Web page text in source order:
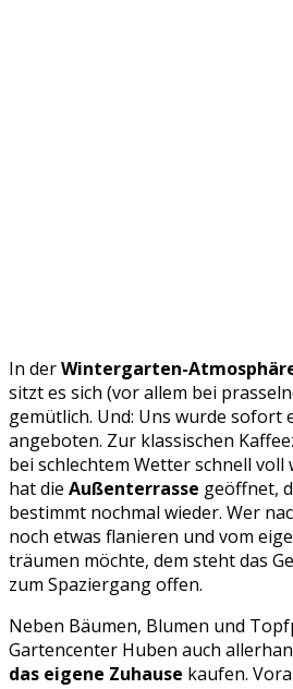
In derWintergarten-
sitzt es sich (vor allem bei
gemütlich. Und: Uns wurde sofort
angeboten. Zur klassischen
bei schlechtem Wetter schnell voll
hat die Außenterrasse geöffnet,
bestimmt nochmal wieder. Wer
noch etwas flanieren und vom
träumen möchte, dem steht das
zum Spaziergang offen.
Neben Bäumen, Blumen und
Gartencenter Huben auch
das eigene Zuhause kaufen.